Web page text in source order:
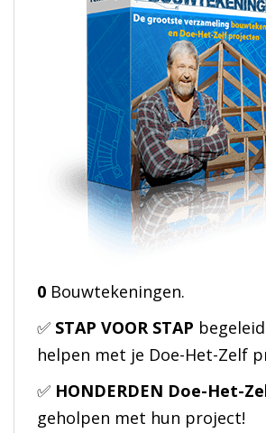
0 Bouwtekeningen.
✅ STAP VOOR STAP
helpen met je Doe-Het-Zelf
✅ HONDERDEN Doe-Het-
geholpen met hun project!